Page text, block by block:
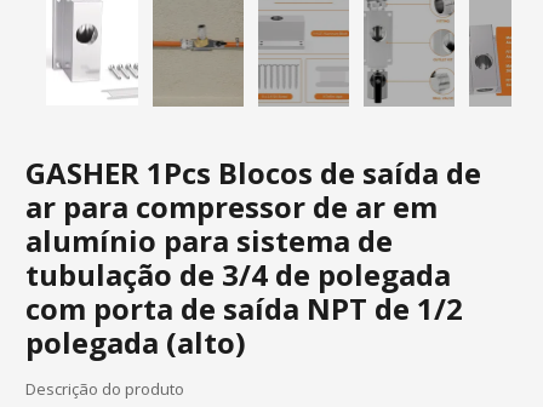
GASHER 1Pcs Blocos de saída de
ar para compressor de ar em
alumínio para sistema de
tubulação de 3/4 de polegada
com porta de saída NPT de 1/2
polegada (alto)
Descrição do produto